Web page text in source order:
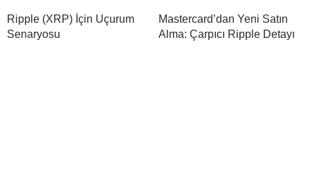
Ripple (XRP) İçin Uçurum
Senaryosu
Mastercard’dan Yeni Satın
Alma: Çarpıcı Ripple Detayı